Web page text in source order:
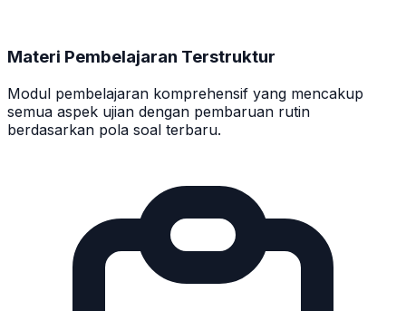
Materi Pembelajaran Terstruktur
Modul pembelajaran komprehensif yang mencakup
semua aspek ujian dengan pembaruan rutin
berdasarkan pola soal terbaru.